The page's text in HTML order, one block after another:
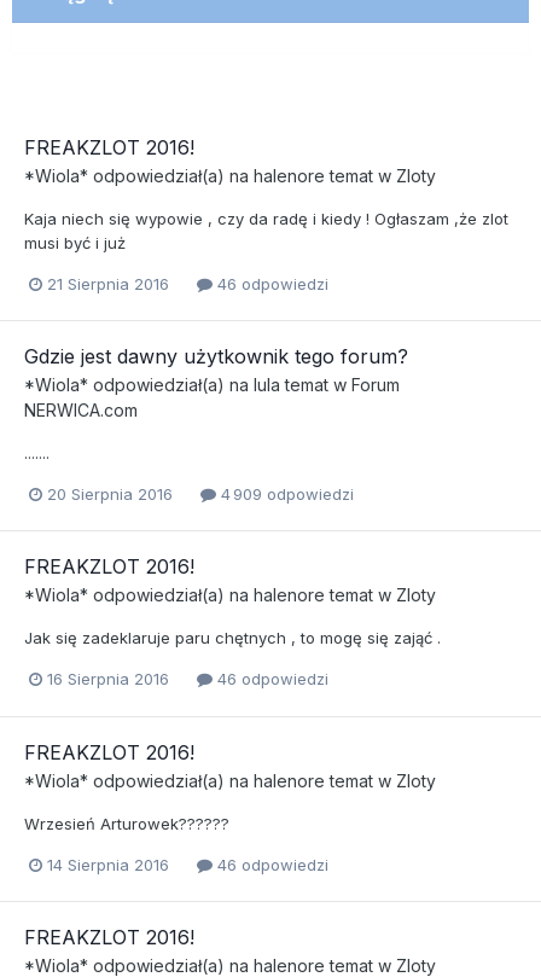
FREAKZLOT 2016!
*Wiola* odpowiedział(a) na halenore temat w Zloty
Kaja niech się wypowie , czy da radę i kiedy ! Ogłaszam ,że zlot
musi być i już
21 Sierpnia 2016 46 odpowiedzi
Gdzie jest dawny użytkownik tego forum?
*Wiola* odpowiedział(a) na lula temat w Forum
NERWICA.com
.......
20 Sierpnia 2016 4 909 odpowiedzi
FREAKZLOT 2016!
*Wiola* odpowiedział(a) na halenore temat w Zloty
Jak się zadeklaruje paru chętnych , to mogę się zająć .
16 Sierpnia 2016 46 odpowiedzi
FREAKZLOT 2016!
*Wiola* odpowiedział(a) na halenore temat w Zloty
Wrzesień Arturowek??????
14 Sierpnia 2016 46 odpowiedzi
FREAKZLOT 2016!
*Wiola* odpowiedział(a) na halenore temat w Zloty